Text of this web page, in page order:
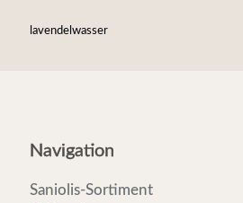
lavendelwasser
Navigation
Saniolis-Sortiment